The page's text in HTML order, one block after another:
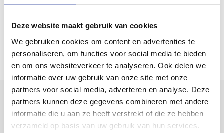
Deze website maakt gebruik van cookies
We gebruiken cookies om content en advertenties te
personaliseren, om functies voor social media te bieden
en om ons websiteverkeer te analyseren. Ook delen we
informatie over uw gebruik van onze site met onze
partners voor social media, adverteren en analyse. Deze
partners kunnen deze gegevens combineren met andere
informatie die u aan ze heeft verstrekt of die ze hebben
verzameld op basis van uw gebruik van hun services.
(2023);
– Gehele huis voorzien van hoge plafonds circa 4m hoogte;
– Tuin op zuidwesten;
– Gelegen op een toplocatie in Poort;
– Let op: Extern schilderwerk wordt in juli uitgevoerd van het gehele
complex;
– Vloerverwarming per vertrek instelbaar;
– EV laadpaal aanwezig op het terrein;
– Aanvaarding in overleg;
Deel deze
woning: